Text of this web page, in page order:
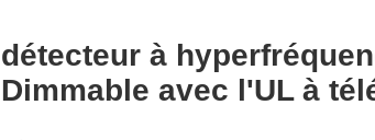
détecteur à
Dimmable avec l'UL à